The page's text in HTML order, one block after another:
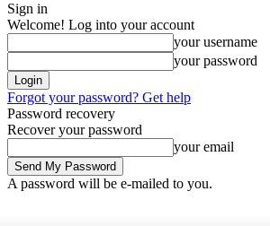
Sign in
Welcome! Log into your account
your username
your password
Forgot your password? Get help
Password recovery
Recover your password
your email
A password will be e-mailed to you.